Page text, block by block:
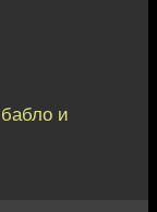
и